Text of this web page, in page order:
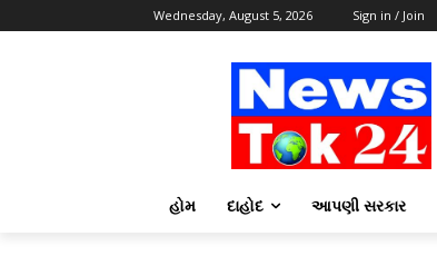
Wednesday, August 5, 2026 Sign in / Join
હોમ દાહોદ આપણી સરકાર